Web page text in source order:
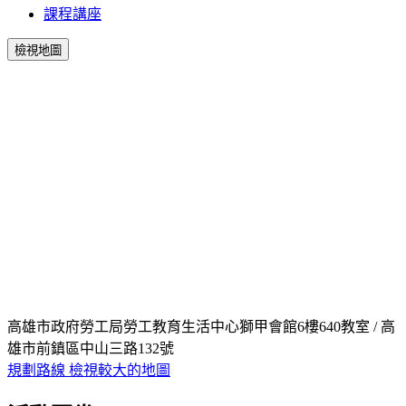
課程講座
檢視地圖
高雄市政府勞工局勞工教育生活中心獅甲會館6樓640教室 / 高
雄市前鎮區中山三路132號
規劃路線 檢視較大的地圖